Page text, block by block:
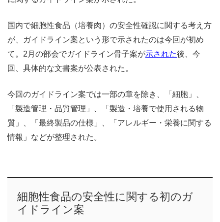
国内で細胞性食品（培養肉）の安全性確認に関する考え方
が、ガイドライン案という形で示されたのは今回が初め
て。2月の部会でガイドライン骨子案が示された後、今
回、具体的な文書案が公表された。
今回のガイドライン案では一部の章を除き、「細胞」、
「製造管理・品質管理」、「製造・培養で使用される物
質」、「最終製品の仕様」、「アレルギー・栄養に関する
情報」などが整理された。
細胞性食品の安全性に関する初のガ
イドライン案